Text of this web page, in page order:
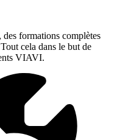
des formations complètes
cela dans le but de
VIAVI.